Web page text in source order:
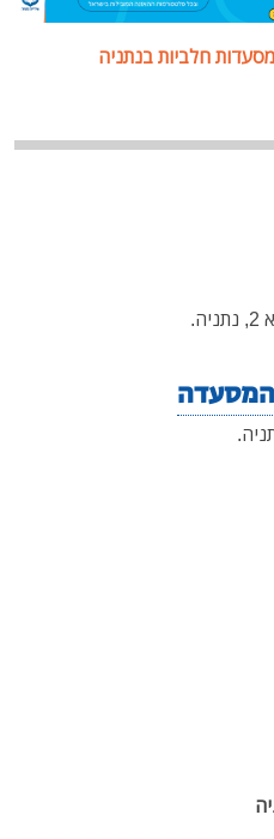
מסעדות חלביות בנתניה
המסעדה